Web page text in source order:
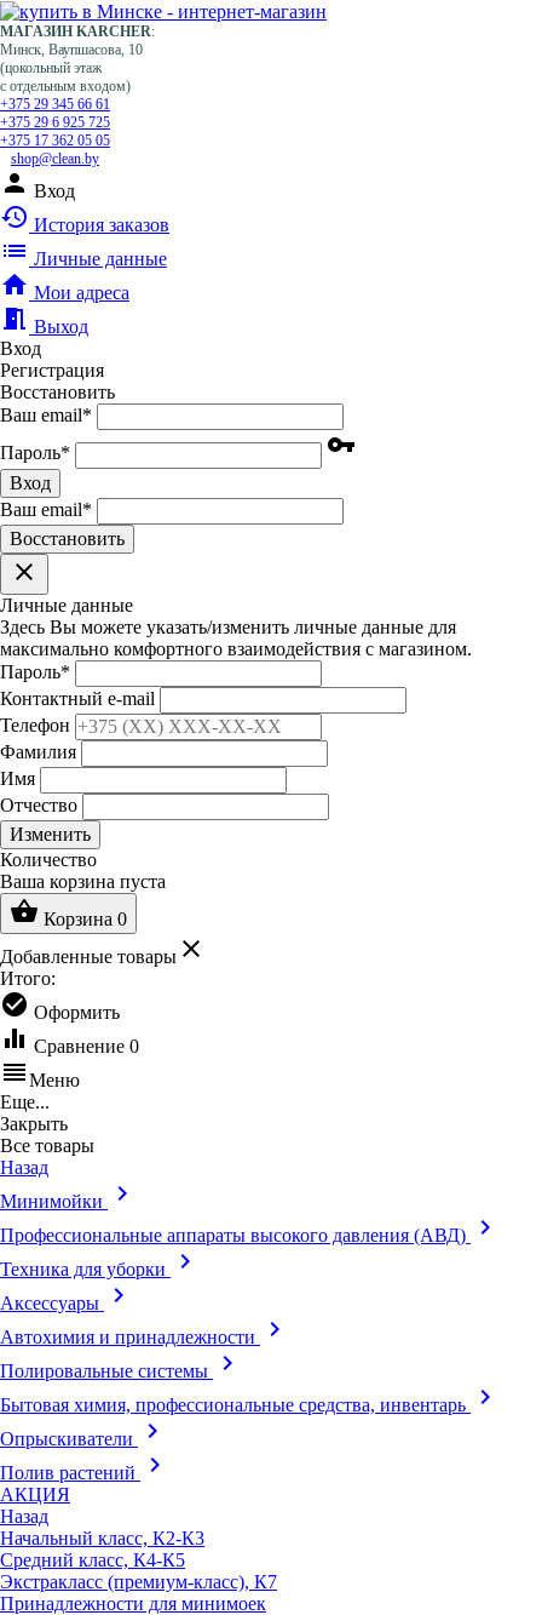
МАГАЗИН KARCHER:
Минск, Ваупшасова, 10
(цокольный этаж
с отдельным входом)
+375 29 345 66 61
+375 29 6 925 725
+375 17 362 05 05
shop@clean.by
person Вход
history История заказов
list Личные данные
home Мои адреса
meeting_room Выход
Вход
Регистрация
Восстановить
Ваш email*
Пароль* vpn_key
Вход
Ваш email*
Воcстановить
clear
Личные данные
Здесь Вы можете указать/изменить личные данные для
максимально комфортного взаимодействия с магазином.
Пароль*
Контактный e-mail
Телефон
Фамилия
Имя
Отчество
Изменить
Количество
Ваша корзина пуста
shopping_basket Корзина 0
Добавленные товары clear
Итого:
check_circle Оформить
equalizer Сравнение 0
reorderМеню
Еще...
Закрыть
Все товары
Назад
Минимойки
keyboard_arrow_right
Профессиональные аппараты высокого давления (АВД) keyboard_arrow_right
Техника для уборки keyboard_arrow_right
Аксессуары keyboard_arrow_right
Автохимия и принадлежности keyboard_arrow_right
Полировальные системы keyboard_arrow_right
Бытовая химия, профессиональные средства, инвентарь keyboard_arrow_right
Опрыскиватели keyboard_arrow_right
Полив растений keyboard_arrow_right
АКЦИЯ
Назад
Начальный класс, К2-К3
Средний класс, К4-К5
Экстракласс (премиум-класс), К7
Принадлежности для минимоек